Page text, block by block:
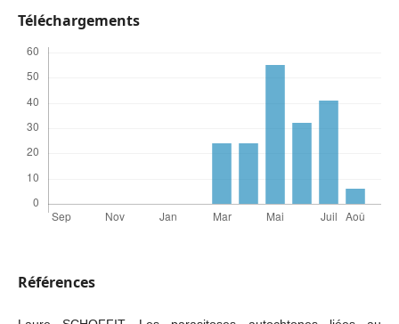
Téléchargements
Références